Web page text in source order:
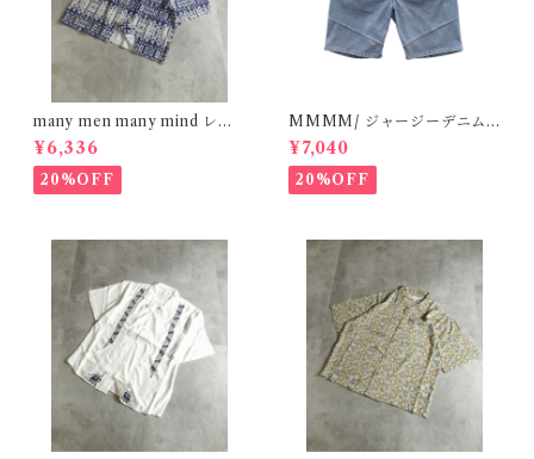
many men many mind レー
ヨン 総柄シャツ バティック ネ
イティブ ネイビー M261506
0
¥6,336
20%OFF
MMMM/ ジャージーデニム/
ショートパンツ L/BLUE 180
20M26
¥7,040
20%OFF